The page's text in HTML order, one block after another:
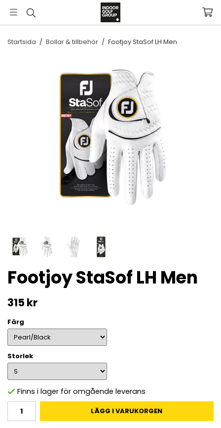
Startsida / Bollar & tillbehör / Footjoy StaSof LH Men
Footjoy StaSof LH Men
315 kr
Färg
Storlek
Finns i lager för omgående leverans
LÄGG I VARUKORGEN